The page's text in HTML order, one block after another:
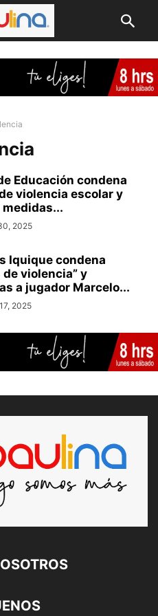
Educación condena
violencia escolar y
2025
Iquique condena
de violencia” y
a jugador Marcelo...
2025